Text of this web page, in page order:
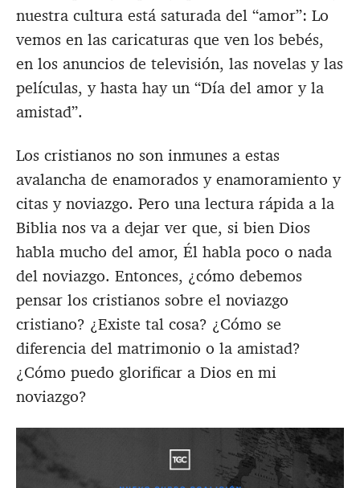
nuestra cultura está saturada del “amor”: Lo
vemos en las caricaturas que ven los bebés,
en los anuncios de televisión, las novelas y las
películas, y hasta hay un “Día del amor y la
amistad”.
Los cristianos no son inmunes a estas
avalancha de enamorados y enamoramiento y
citas y noviazgo. Pero una lectura rápida a la
Biblia nos va a dejar ver que, si bien Dios
habla mucho del amor, Él habla poco o nada
del noviazgo. Entonces, ¿cómo debemos
pensar los cristianos sobre el noviazgo
cristiano? ¿Existe tal cosa? ¿Cómo se
diferencia del matrimonio o la amistad?
¿Cómo puedo glorificar a Dios en mi
noviazgo?